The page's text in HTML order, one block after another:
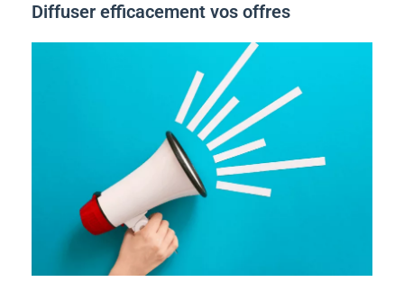
Diffuser efficacement vos offres